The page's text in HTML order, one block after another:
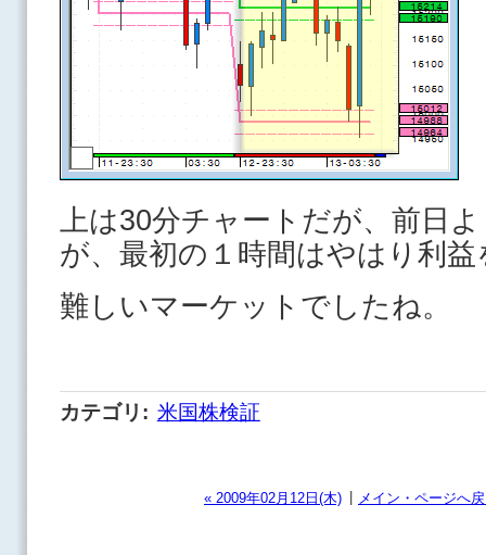
上は30分チャートだが、前日
が、最初の１時間はやはり利
難しいマーケットでしたね。
カテゴリ : 米国株検証
« 2009年02月12日(木) メイン・ページへ